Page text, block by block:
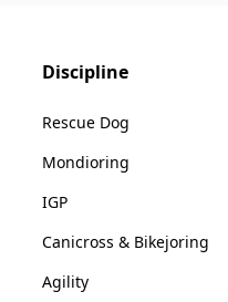
Discipline
Rescue Dog
Mondioring
IGP
Canicross & Bikejoring
Agility